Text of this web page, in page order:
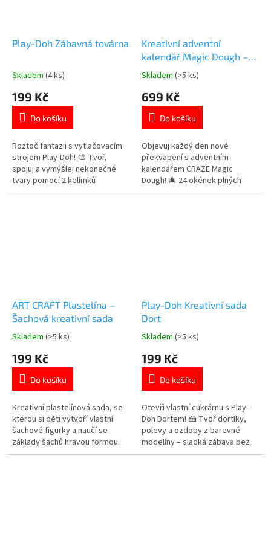
Play-Doh Zábavná továrna
Průměrné
produktu
5,0
5
hvězdiček.
Skladem (4 ks)
199 Kč
Do košíku
Roztoč fantazii s vytlačovacím
strojem Play-Doh! 🎨 Tvoř,
spojuj a vymýšlej nekonečné
tvary pomocí 2 kelímků
modelíny a speciálního
Kreativní adventní
kalendář Magic Dough –
modelovací hmota
Průměrné
produktu
4,8
5
hvězdiček.
Skladem (>5 ks)
699 Kč
Do košíku
Objevuj každý den nové
překvapení s adventním
kalendářem CRAZE Magic
Dough! 🎄 24 okének plných
speciálních druhů chytré
ART CRAFT Plastelína –
Šachová kreativní sada
Průměrné
produktu
5,0
5
hvězdiček.
Skladem (>5 ks)
199 Kč
Do košíku
Kreativní plastelínová sada, se
kterou si děti vytvoří vlastní
šachové figurky a naučí se
základy šachů hravou formou.
Více 👉 SPOLEČENSKÝCH HER
Play-Doh Kreativní sada
Dort
Průměrné
produktu
5,0
5
hvězdiček.
Skladem (>5 ks)
199 Kč
Do košíku
Otevři vlastní cukrárnu s Play-
Doh Dortem! 🍰 Tvoř dortíky,
polevy a ozdoby z barevné
modelíny – sladká zábava bez
cukru! 😄 Více 👉